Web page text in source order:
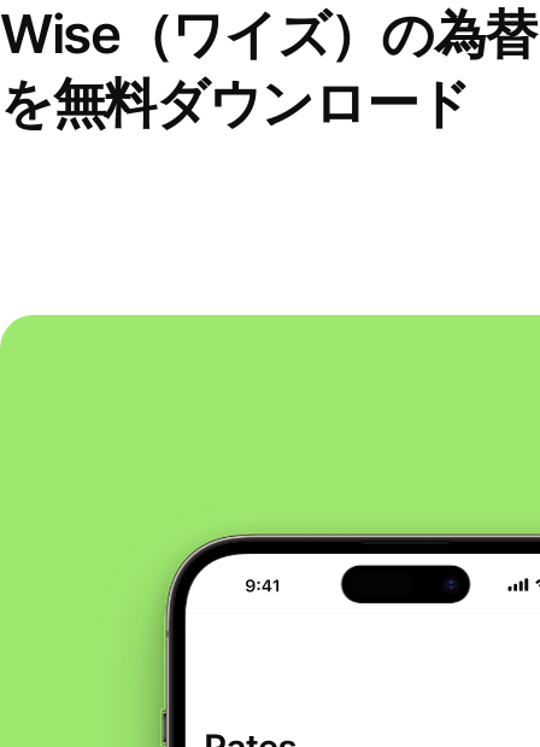
Wise（ワイズ）の為
を無料ダウンロード